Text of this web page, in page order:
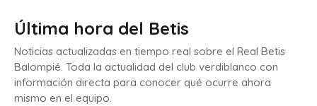
Última hora del Betis
Noticias actualizadas en tiempo real sobre el Real Betis
Balompié. Toda la actualidad del club verdiblanco con
información directa para conocer qué ocurre ahora
mismo en el equipo.